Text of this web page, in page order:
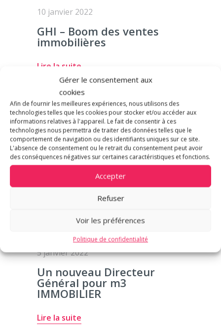
Gérer le consentement aux
cookies
Afin de fournir les meilleures expériences, nous utilisons des
technologies telles que les cookies pour stocker et/ou accéder aux
informations relatives à l'appareil. Le fait de consentir à ces
technologies nous permettra de traiter des données telles que le
comportement de navigation ou des identifiants uniques sur ce site.
L'absence de consentement ou le retrait du consentement peut avoir
des conséquences négatives sur certaines caractéristiques et fonctions.
Accepter
Refuser
Voir les préférences
Politique de confidentialité
10 janvier 2022
GHI – Boom des ventes
immobilières
Lire la suite
ACTUALITÉ
5 janvier 2022
Un nouveau Directeur
Général pour m3
IMMOBILIER
Lire la suite